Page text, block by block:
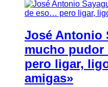
José Antonio
mucho
pero ligar,
amigas»